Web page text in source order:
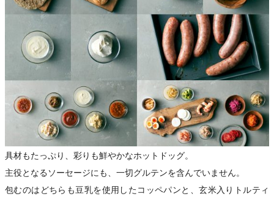
具材もたっぷり、彩りも鮮やかなホットドッグ。
主役となるソーセージにも、一切グルテンを含んでいません。
包むのはどちらも豆乳を使用したコッペパンと、玄米入りトルティ